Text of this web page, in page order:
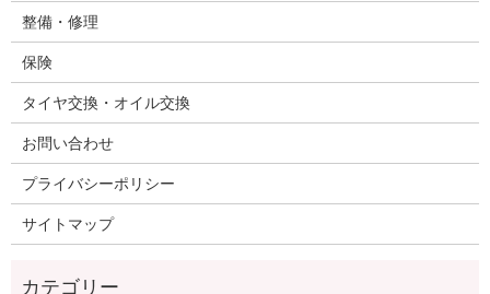
整備・修理
保険
タイヤ交換・オイル交換
お問い合わせ
プライバシーポリシー
サイトマップ